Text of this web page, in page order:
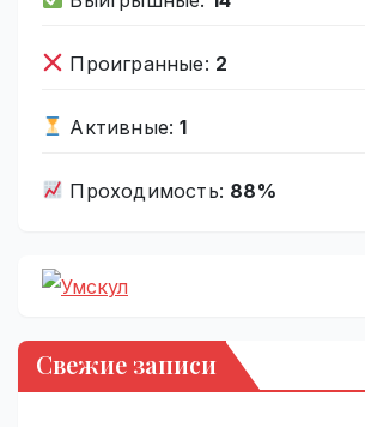
Проигранные: 2
Активные:1
Проходимость: 88%
Свежие записи